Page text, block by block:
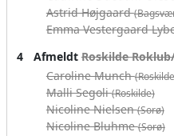
Astrid Højgaard
Emma Vestergaard
4 AfmeldtRoskilde
Caroline Munch
Malli Segoli(Roskilde)
Nicoline Nielsen(Sorø)
Nicoline Bluhme(Sorø)